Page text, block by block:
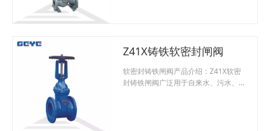
Z41X铸铁软密封闸阀
软密封铸铁闸阀产品介绍：Z41X软密
封铸铁闸阀广泛用于自来水、污水、